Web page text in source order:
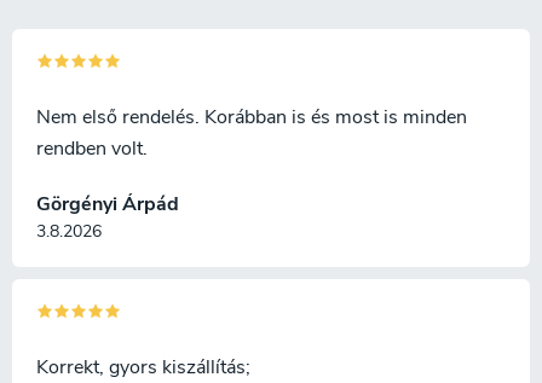
Görgényi Árpád
3.8.2026
Nem első rendelés. Korábban is és most is minden
rendben volt.
Korrekt, gyors kiszállítás;